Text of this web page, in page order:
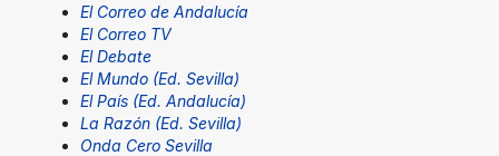
El Correo de Andalucía
El Correo TV
El Debate
El Mundo (Ed. Sevilla)
El País (Ed. Andalucía)
La Razón (Ed. Sevilla)
Onda Cero Sevilla